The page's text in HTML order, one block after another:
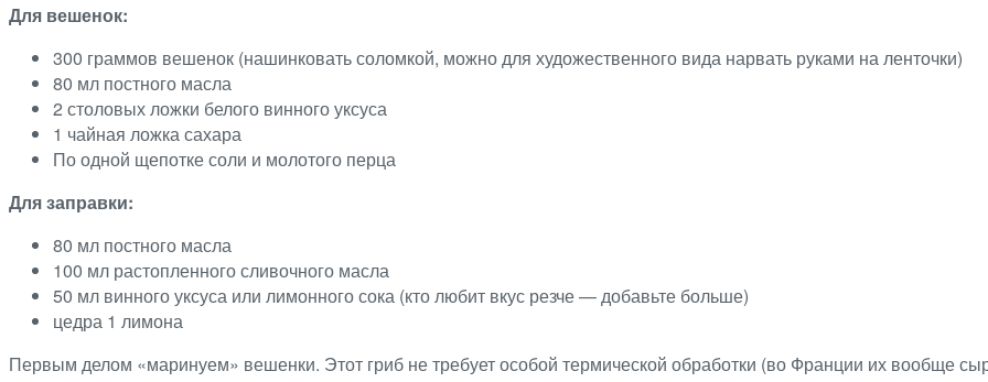
Для вешенок:
300 граммов вешенок (нашинковать соломкой, можно для художественного вида нарвать руками на ленточки)
80 мл постного масла
2 столовых ложки белого винного уксуса
1 чайная ложка сахара
По одной щепотке соли и молотого перца
Для заправки:
80 мл постного масла
100 мл растопленного сливочного масла
50 мл винного уксуса или лимонного сока (кто любит вкус резче — добавьте больше)
цедра 1 лимона
Первым делом «маринуем» вешенки. Этот гриб не требует особой термической обработки (во Франции их вообще